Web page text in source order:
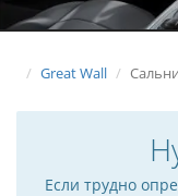
Great Wall
Если трудно